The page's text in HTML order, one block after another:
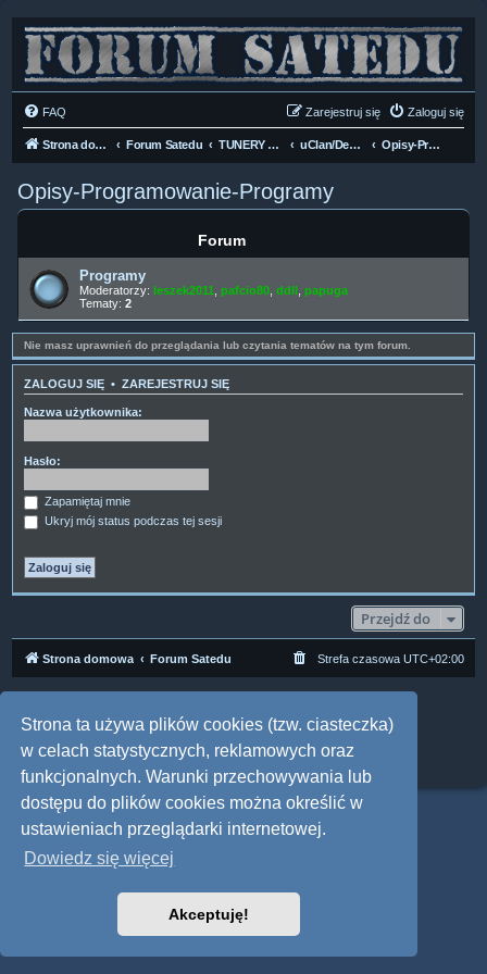
Strona ta używa plików cookies (tzw. ciasteczka)
w celach statystycznych, reklamowych oraz
funkcjonalnych. Warunki przechowywania lub
dostępu do plików cookies można określić w
ustawieniach przeglądarki internetowej.
Dowiedz się więcej
Akceptuję!
FAQ Zaloguj się
Zarejestruj się
Strona domowa Forum Satedu TUNERY SAT HD-LINUX uClan/Denys HD H.265 Opisy-Programowanie-Programy
Opisy-Programowanie-Programy
Forum
Programy
Moderatorzy: leszek2011 pafcio80 ddll papuga
Tematy: 2
Nie masz uprawnień do przeglądania lub czytania tematów na tym forum.
ZALOGUJ SIĘ • ZAREJESTRUJ SIĘ
Nazwa użytkownika:
Hasło:
Zapamiętaj mnie
Ukryj mój status podczas tej sesji
Przejdź do
Strona domowa Forum Satedu Strefa czasowa UTC+02:00
Polski pakiet językowy dostarcza
phpBB.pl
Style: Multi Design by Joyce&LunaphpBB
Zasady ochrony danych osobowych|Regulamin